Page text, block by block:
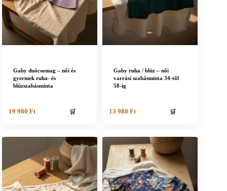
Gaby duócsomag – női és
gyermek ruha- és
blúzszabásminta
19 980 Ft 🛒
Gaby ruha / blúz – női
varrási szabásminta 34-től
58-ig
13 980 Ft 🛒